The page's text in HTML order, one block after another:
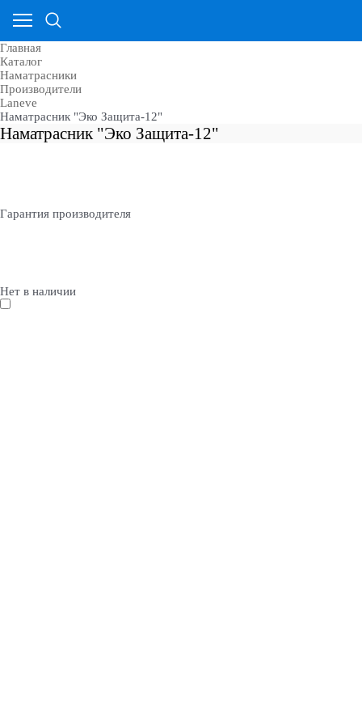
Главная
Каталог
Наматрасники
Производители
Laneve
Наматрасник "Эко Защита-12"
Наматрасник "Эко Защита-12"
Гарантия производителя
Нет в наличии